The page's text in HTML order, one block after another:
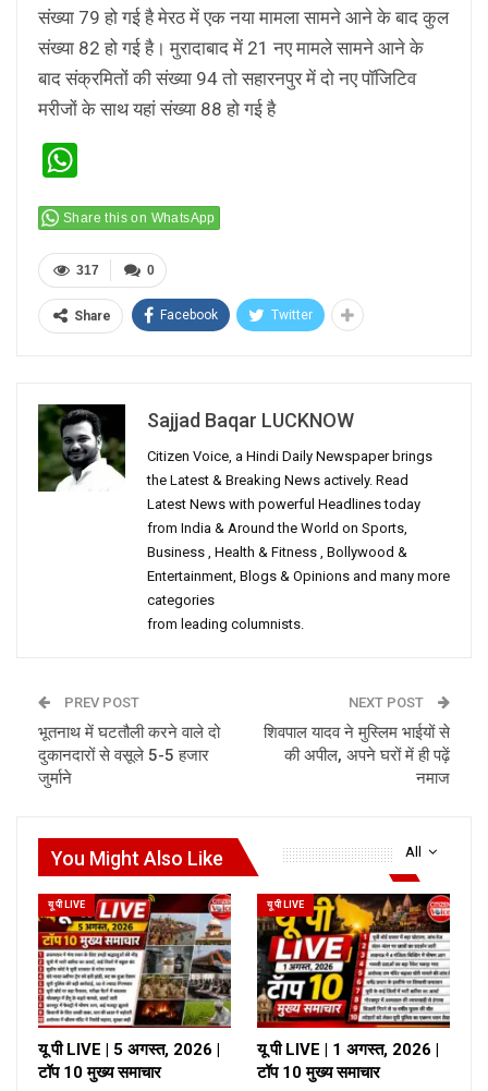
संख्या 79 हो गई है मेरठ में एक नया मामला सामने आने के बाद कुल
संख्या 82 हो गई है। मुरादाबाद में 21 नए मामले सामने आने के
बाद संक्रमितों की संख्या 94 तो सहारनपुर में दो नए पॉजिटिव
मरीजों के साथ यहां संख्या 88 हो गई है
Share this on WhatsApp
0
317
Share Facebook Twitter
Sajjad Baqar LUCKNOW
Citizen Voice, a Hindi Daily Newspaper brings
the Latest & Breaking News actively. Read
Latest News with powerful Headlines today
from India & Around the World on Sports,
Business , Health & Fitness , Bollywood &
Entertainment, Blogs & Opinions and many more
categories
from leading columnists.
PREV POST
भूतनाथ में घटतौली करने वाले दो
दुकानदारों से वसूले 5-5 हजार
जुर्माने
NEXT POST
शिवपाल यादव ने मुस्लिम भाईयों से
की अपील, अपने घरों में ही पढ़ें
नमाज
All
You Might Also Like
यू पी LIVE
यू पी LIVE | 5 अगस्त, 2026 |
टॉप 10 मुख्य समाचार
यू पी LIVE
यू पी LIVE | 1 अगस्त, 2026 |
टॉप 10 मुख्य समाचार